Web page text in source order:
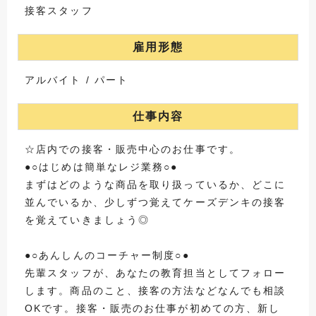
接客スタッフ
雇用形態
アルバイト / パート
仕事内容
☆店内での接客・販売中心のお仕事です。
●○はじめは簡単なレジ業務○●
まずはどのような商品を取り扱っているか、どこに
並んでいるか、少しずつ覚えてケーズデンキの接客
を覚えていきましょう◎
●○あんしんのコーチャー制度○●
先輩スタッフが、あなたの教育担当としてフォロー
します。商品のこと、接客の方法などなんでも相談
OKです。接客・販売のお仕事が初めての方、新し